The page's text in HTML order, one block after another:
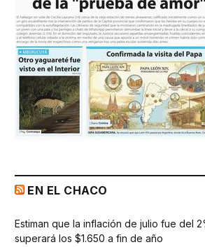
EN EL CHACO
Estiman que la inflación de julio fue del
superará los $1.650 a fin de año